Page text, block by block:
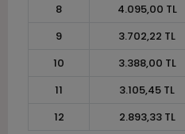
8
4.095,00 TL
9
3.702,22 TL
10
3.388,00 TL
11
3.105,45 TL
12
2.893,33 TL